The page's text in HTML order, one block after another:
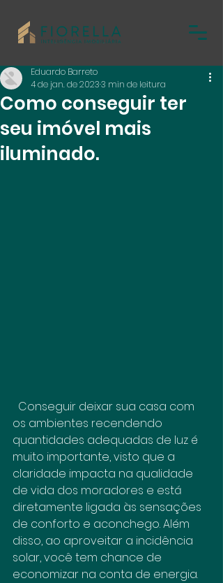
Como conseguir ter
seu imóvel mais
iluminado.
Eduardo Barreto
4 de jan. de 20233 min de leitura
os ambientes recendendo
quantidades adequadas de luz é
muito importante, visto que a
claridade impacta na qualidade
de vida dos moradores e está
diretamente ligada às sensações
de conforto e aconchego. Além
disso, ao aproveitar a incidência
solar, você tem chance de
economizar na conta de energia.